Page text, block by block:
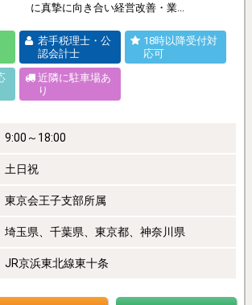
に真摯に向き合い経営改善・業...
若手税理士・公
認会計士
18時以降受付対
応可
近隣に駐車場あ
り
9:00～18:00
土日祝
東京会王子支部所属
埼玉県、千葉県、東京都、神奈川県
JR京浜東北線東十条